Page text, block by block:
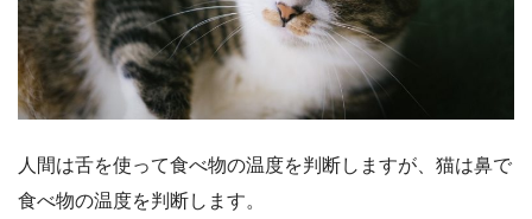
人間は舌を使って食べ物の温度を判断しますが、猫は鼻で
食べ物の温度を判断します。